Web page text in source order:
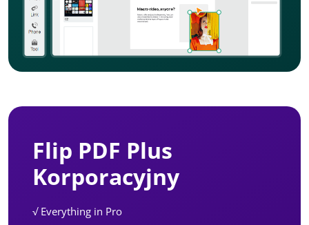
Flip PDF Plus
Korporacyjny
√ Everything in Pro